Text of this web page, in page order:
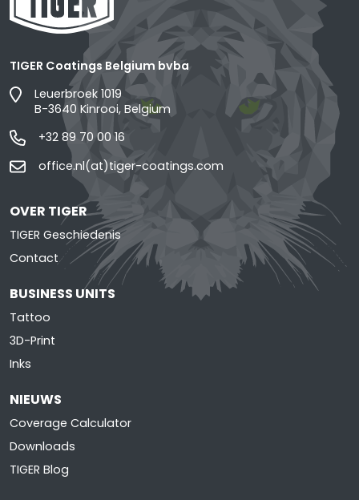
TIGER Coatings Belgium bvba
Leuerbroek 1019
B-3640 Kinrooi, Belgium
+32 89 70 00 16
office.nl(at)tiger-coatings.com
OVER TIGER
TIGER Geschiedenis
Contact
BUSINESS UNITS
Tattoo
3D-Print
Inks
NIEUWS
Coverage Calculator
Downloads
TIGER Blog